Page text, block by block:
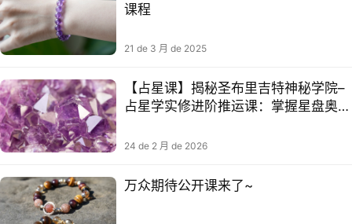
课程
21 de 3 月 de 2025
【占星课】揭秘圣布里吉特神秘学院–
占星学实修进阶推运课：掌握星盘奥
24 de 2 月 de 2026
万众期待公开课来了~